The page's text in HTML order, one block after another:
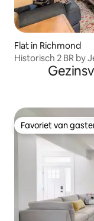
Flat in Richmond
Historisch 2 BR by
Favoriet van
Favoriet van